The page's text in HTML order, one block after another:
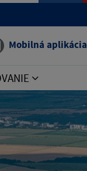
Mobilná aplikácia